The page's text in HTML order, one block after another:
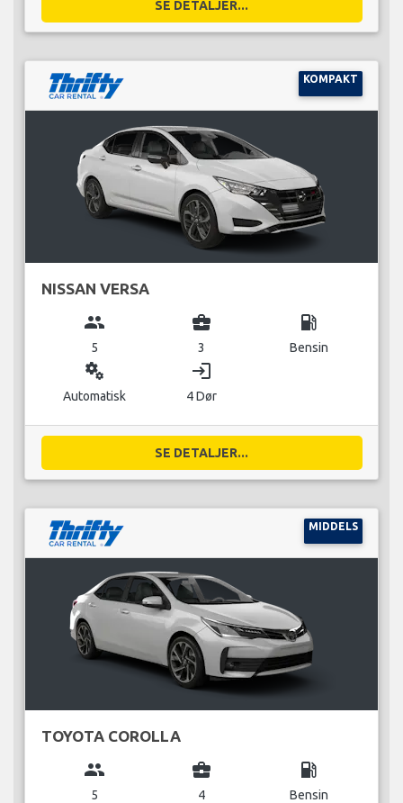
SE DETALJER...
KOMPAKT
NISSAN VERSA
group
5
business_center
3
local_gas_station
Bensin
miscellaneous_services
Automatisk
login
4 Dør
SE DETALJER...
MIDDELS
TOYOTA COROLLA
group
5
business_center
4
local_gas_station
Bensin